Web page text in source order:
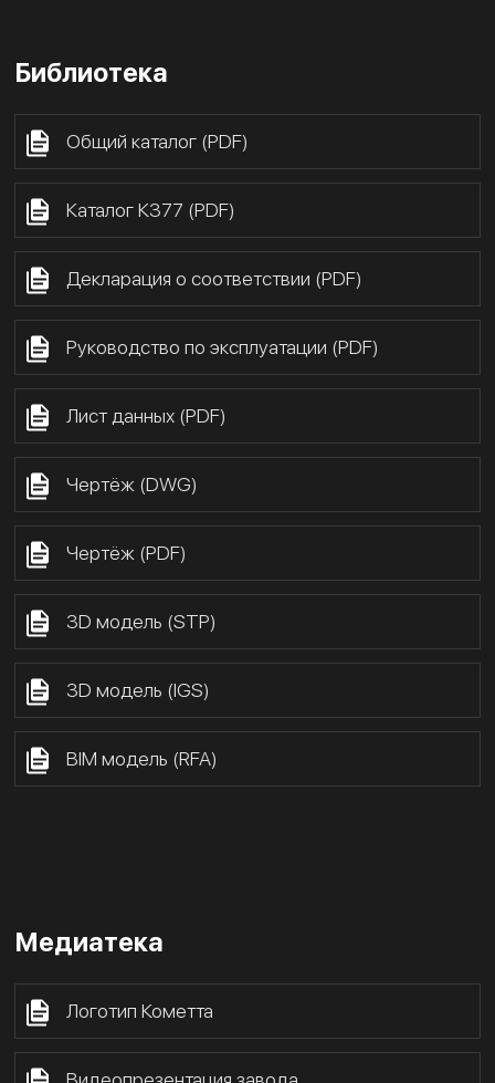
Библиотека
Общий каталог (PDF)
Каталог К377 (PDF)
Декларация о соответствии (PDF)
Руководство по эксплуатации (PDF)
Лист данных (PDF)
Чертёж (DWG)
Чертёж (PDF)
3D модель (STP)
3D модель (IGS)
BIM модель (RFA)
Медиатека
Логотип Кометта